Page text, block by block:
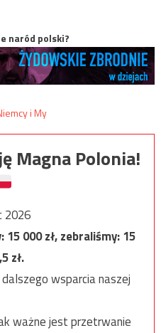
naród polski?
Magna Polonia!
2026
15 000zł, zebraliśmy:15
zł.
wsparcia naszej
ważne jest przetrwanie